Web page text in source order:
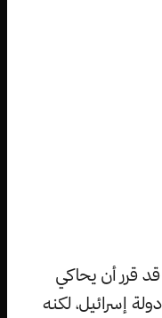
قرر أن يحاكي
إسرائيل، لكنه